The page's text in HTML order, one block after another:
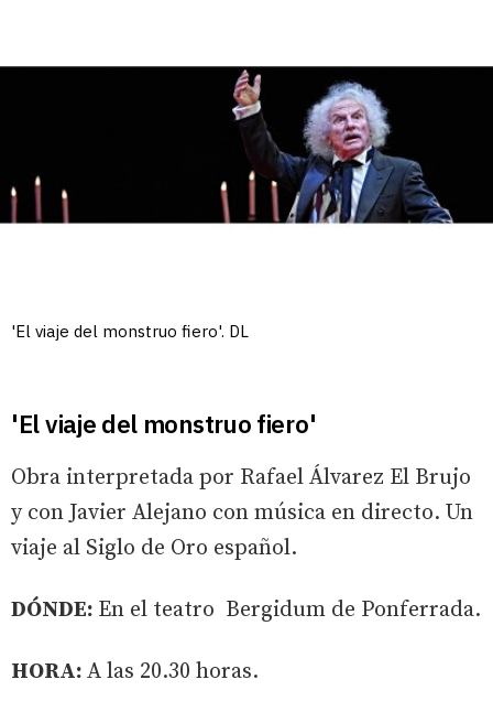
'El viaje del monstruo fiero'. DL
'El viaje del monstruo fiero'
Obra interpretada por Rafael Álvarez El Brujo
y con Javier Alejano con música en directo. Un
viaje al Siglo de Oro español.
DÓNDE: En el teatro Bergidum de Ponferrada.
HORA: A las 20.30 horas.